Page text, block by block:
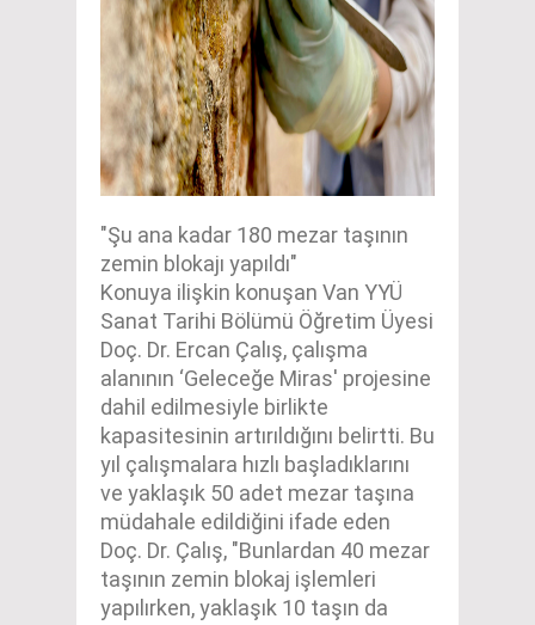
"Şu ana kadar 180 mezar taşının
zemin blokajı yapıldı"
Konuya ilişkin konuşan Van YYÜ
Sanat Tarihi Bölümü Öğretim Üyesi
Doç. Dr. Ercan Çalış, çalışma
alanının ‘Geleceğe Miras' projesine
dahil edilmesiyle birlikte
kapasitesinin artırıldığını belirtti. Bu
yıl çalışmalara hızlı başladıklarını
ve yaklaşık 50 adet mezar taşına
müdahale edildiğini ifade eden
Doç. Dr. Çalış, "Bunlardan 40 mezar
taşının zemin blokaj işlemleri
yapılırken, yaklaşık 10 taşın da